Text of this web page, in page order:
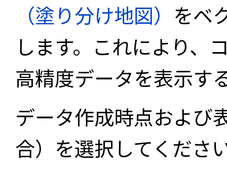
（塗り分け地図） をベ
します。これにより、
高精度データを表示す
データ作成時点および
合）を選択してくださ